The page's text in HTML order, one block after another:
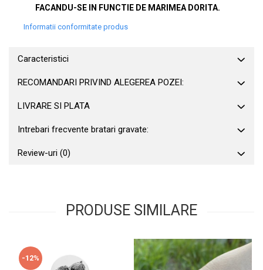
FACANDU-SE IN FUNCTIE DE MARIMEA DORITA.
Informatii conformitate produs
Caracteristici
RECOMANDARI PRIVIND ALEGEREA POZEI:
LIVRARE SI PLATA
Intrebari frecvente bratari gravate:
Review-uri (0)
PRODUSE SIMILARE
-12%